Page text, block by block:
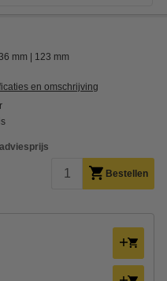
mm 123 mm
en omschrijving
Bestellen